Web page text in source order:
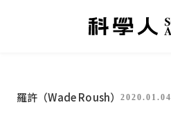
羅許（Wade Roush）2020.01.04